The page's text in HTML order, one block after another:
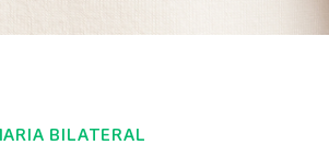
BILATERAL